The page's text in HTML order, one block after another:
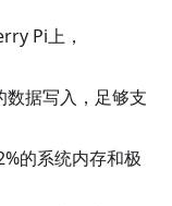
Pi上，
据写入，足够支
的系统内存和极